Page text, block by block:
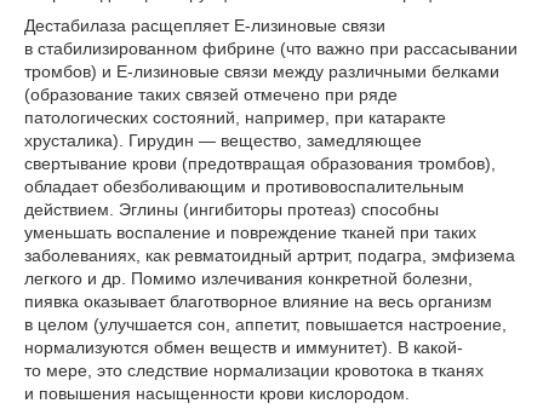
Дестабилаза расщепляет Е-лизиновые связи
в стабилизированном фибрине (что важно при рассасывании
тромбов) и Е-лизиновые связи между различными белками
(образование таких связей отмечено при ряде
патологических состояний, например, при катаракте
хрусталика). Гирудин — вещество, замедляющее
свертывание крови (предотвращая образования тромбов),
обладает обезболивающим и противовоспалительным
действием. Эглины (ингибиторы протеаз) способны
уменьшать воспаление и повреждение тканей при таких
заболеваниях, как ревматоидный артрит, подагра, эмфизема
легкого и др. Помимо излечивания конкретной болезни,
пиявка оказывает благотворное влияние на весь организм
в целом (улучшается сон, аппетит, повышается настроение,
нормализуются обмен веществ и иммунитет). В какой-
то мере, это следствие нормализации кровотока в тканях
и повышения насыщенности крови кислородом.